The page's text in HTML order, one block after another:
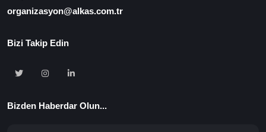
organizasyon@alkas.com.tr
Bizi Takip Edin
Bizden Haberdar Olun...